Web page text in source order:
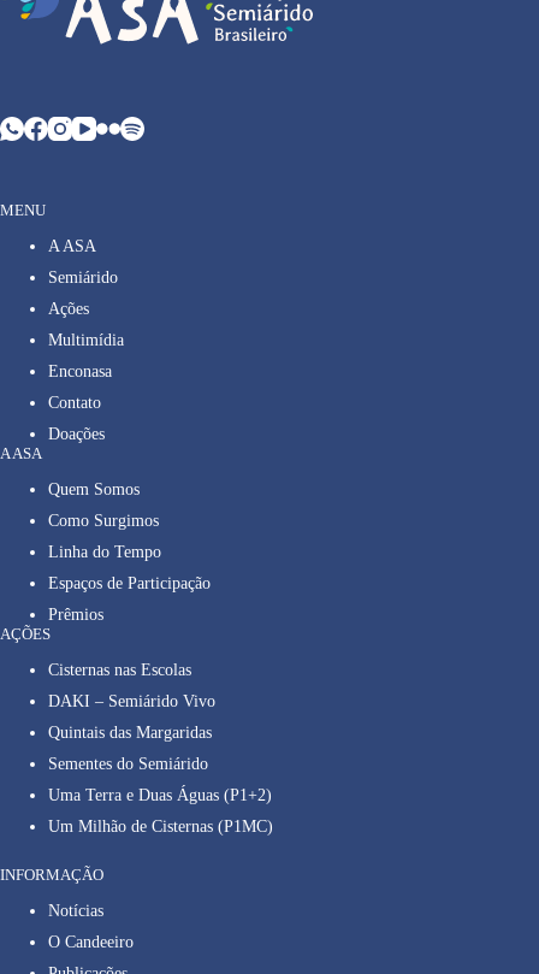
MENU
A ASA
Semiárido
Ações
Multimídia
Enconasa
Contato
Doações
A ASA
Quem Somos
Como Surgimos
Linha do Tempo
Espaços de Participação
Prêmios
AÇÕES
Cisternas nas Escolas
DAKI – Semiárido Vivo
Quintais das Margaridas
Sementes do Semiárido
Uma Terra e Duas Águas (P1+2)
Um Milhão de Cisternas (P1MC)
INFORMAÇÃO
Notícias
O Candeeiro